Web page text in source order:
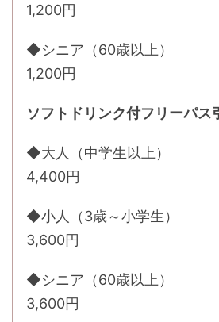
1,200円
◆シニア（60歳以上）
1,200円
ソフトドリンク付フリーパス
◆大人（中学生以上）
4,400円
◆小人（3歳～小学生）
3,600円
◆シニア（60歳以上）
3,600円